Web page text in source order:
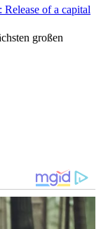
of a capital
großen